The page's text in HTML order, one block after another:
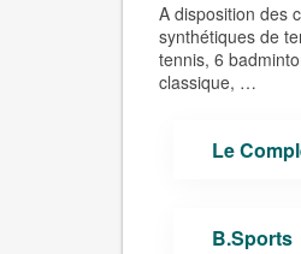
A disposition des
synthétiques de
tennis, 6
classique, …
Le
B.Sports